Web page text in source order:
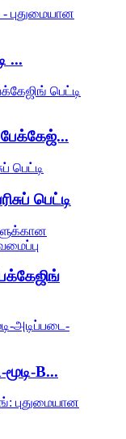
...
பேக்கேஜ்...
பெட்டி
B...